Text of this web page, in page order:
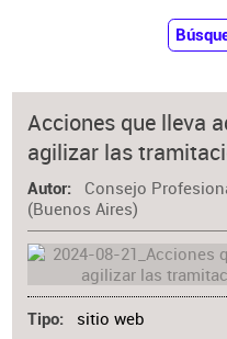
Acciones que lleva
agilizar las
Autor
Consejo
(Buenos Aires)
Tipo sitio web